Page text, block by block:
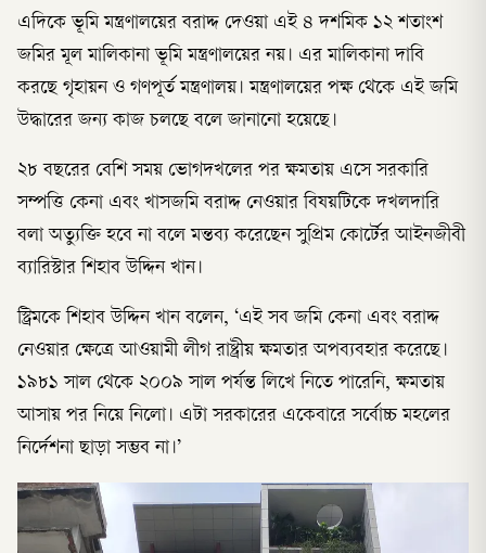
এদিকে ভূমি মন্ত্রণালয়ের বরাদ্দ দেওয়া এই ৪ দশমিক ১২ শতাংশ
জমির মূল মালিকানা ভূমি মন্ত্রণালয়ের নয়। এর মালিকানা দাবি
করছে গৃহায়ন ও গণপূর্ত মন্ত্রণালয়। মন্ত্রণালয়ের পক্ষ থেকে এই জমি
উদ্ধারের জন্য কাজ চলছে বলে জানানো হয়েছে।
২৮ বছরের বেশি সময় ভোগদখলের পর ক্ষমতায় এসে সরকারি
সম্পত্তি কেনা এবং খাসজমি বরাদ্দ নেওয়ার বিষয়টিকে দখলদারি
বলা অত্যুক্তি হবে না বলে মন্তব্য করেছেন সুপ্রিম কোর্টের আইনজীবী
ব্যারিস্টার শিহাব উদ্দিন খান।
স্ট্রিমকে শিহাব উদ্দিন খান বলেন, ‘এই সব জমি কেনা এবং বরাদ্দ
নেওয়ার ক্ষেত্রে আওয়ামী লীগ রাষ্ট্রীয় ক্ষমতার অপব্যবহার করেছে।
১৯৮১ সাল থেকে ২০০৯ সাল পর্যন্ত লিখে নিতে পারেনি, ক্ষমতায়
আসায় পর নিয়ে নিলো। এটা সরকারের একেবারে সর্বোচ্চ মহলের
নির্দেশনা ছাড়া সম্ভব না।’